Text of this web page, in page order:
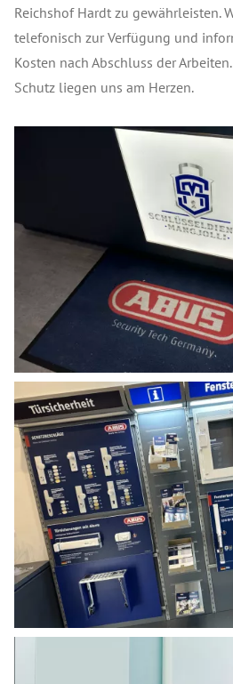
Reichshof Hardt zu gewährleisten.
telefonisch zur Verfügung und
Kosten nach Abschluss der
Schutz liegen uns am Herzen.